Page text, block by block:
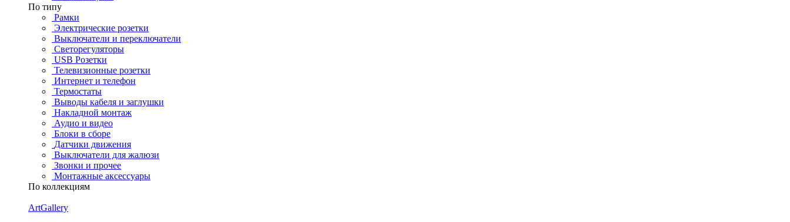
По типу
Рамки
Электрические розетки
Выключатели и переключатели
Светорегуляторы
USB Розетки
Телевизионные розетки
Интернет и телефон
Термостаты
Выводы кабеля и заглушки
Накладной монтаж
Аудио и видео
Блоки в сборе
Датчики движения
Выключатели для жалюзи
Звонки и прочее
Монтажные аксессуары
По коллекциям
ArtGallery